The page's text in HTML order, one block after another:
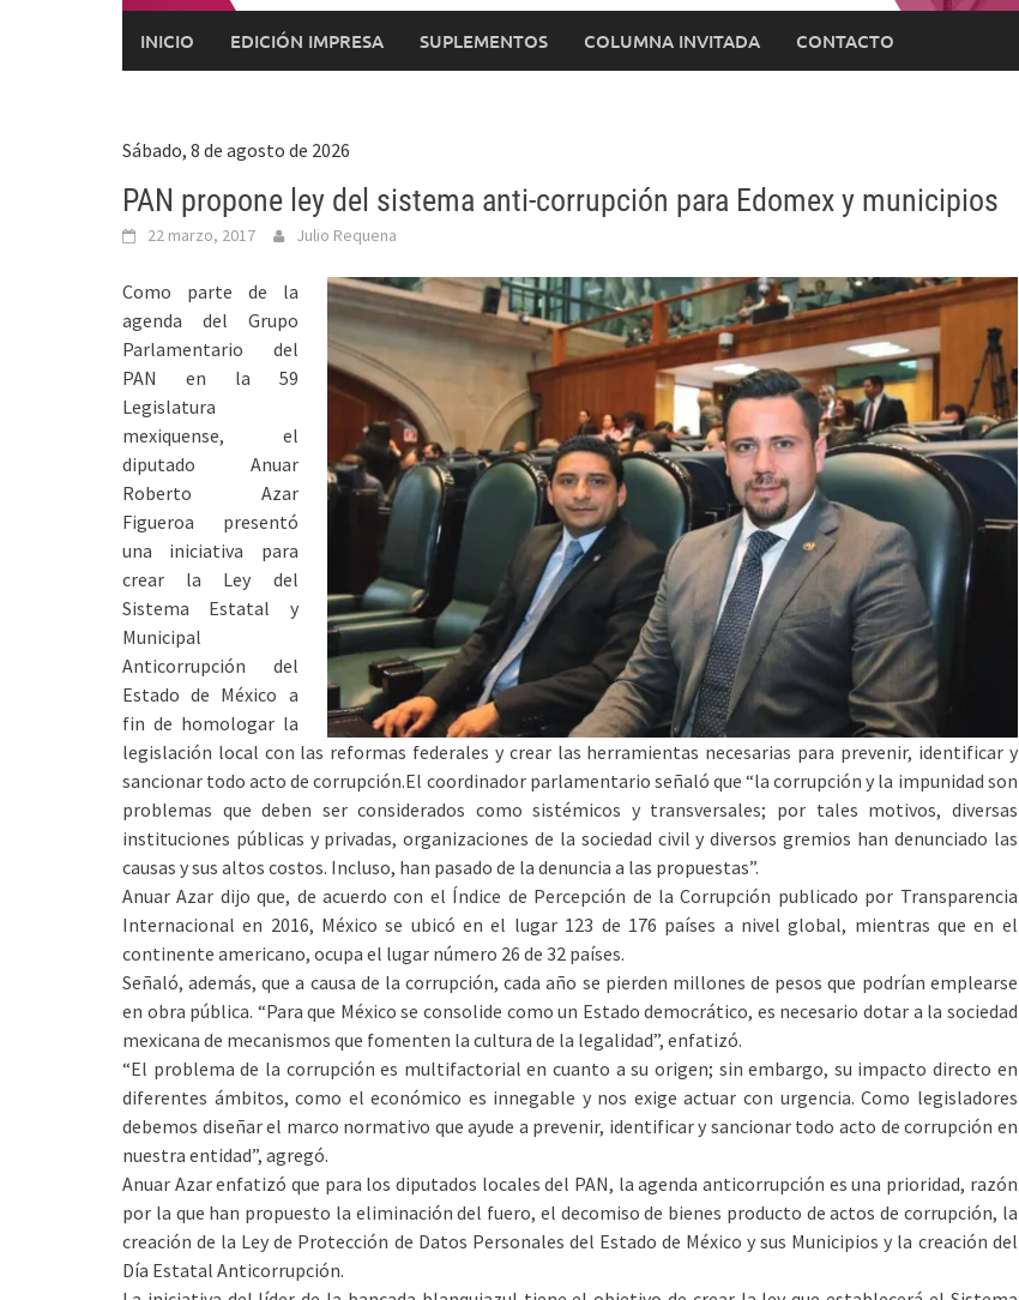
INICIO EDICIÓN IMPRESA SUPLEMENTOS COLUMNA INVITADA CONTACTO
Sábado, 8 de agosto de 2026
PAN propone ley del sistema anti-corrupción para Edomex y municipios
22 marzo, 2017 Julio Requena
Como parte de la
agenda del Grupo
Parlamentario del
PAN en la 59
Legislatura
mexiquense, el
diputado Anuar
Roberto Azar
Figueroa presentó
una iniciativa para
crear la Ley del
Sistema Estatal y
Municipal
Anticorrupción del
Estado de México a
fin de homologar la
legislación local con las reformas federales y crear las herramientas necesarias para prevenir, identificar y
sancionar todo acto de corrupción.El coordinador parlamentario señaló que “la corrupción y la impunidad son
problemas que deben ser considerados como sistémicos y transversales; por tales motivos, diversas
instituciones públicas y privadas, organizaciones de la sociedad civil y diversos gremios han denunciado las
causas y sus altos costos. Incluso, han pasado de la denuncia a las propuestas”.
Anuar Azar dijo que, de acuerdo con el Índice de Percepción de la Corrupción publicado por Transparencia
Internacional en 2016, México se ubicó en el lugar 123 de 176 países a nivel global, mientras que en el
continente americano, ocupa el lugar número 26 de 32 países.
Señaló, además, que a causa de la corrupción, cada año se pierden millones de pesos que podrían emplearse
en obra pública. “Para que México se consolide como un Estado democrático, es necesario dotar a la sociedad
mexicana de mecanismos que fomenten la cultura de la legalidad”, enfatizó.
“El problema de la corrupción es multifactorial en cuanto a su origen; sin embargo, su impacto directo en
diferentes ámbitos, como el económico es innegable y nos exige actuar con urgencia. Como legisladores
debemos diseñar el marco normativo que ayude a prevenir, identificar y sancionar todo acto de corrupción en
nuestra entidad”, agregó.
Anuar Azar enfatizó que para los diputados locales del PAN, la agenda anticorrupción es una prioridad, razón
por la que han propuesto la eliminación del fuero, el decomiso de bienes producto de actos de corrupción, la
creación de la Ley de Protección de Datos Personales del Estado de México y sus Municipios y la creación del
Día Estatal Anticorrupción.